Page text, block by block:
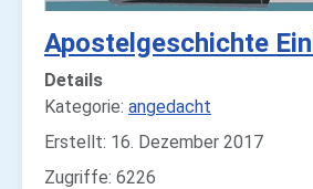
Apostelgeschichte
Details
Kategorie: angedacht
Erstellt: 16. Dezember 2017
Zugriffe: 6226